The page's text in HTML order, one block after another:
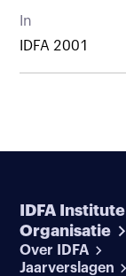
In
IDFA 2001
IDFA Institute
Organisatie
Over IDFA
Jaarverslagen